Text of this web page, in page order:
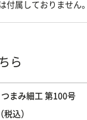
属しておりません。
ら
まみ細工 第100号
込）